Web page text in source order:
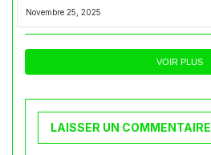
Novembre 25, 2025
VOIR PLUS
LAISSER UN COMMENTAIRE